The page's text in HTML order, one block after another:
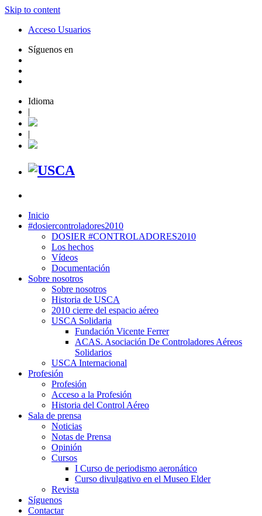
Skip to content
Acceso Usuarios
Síguenos en
Idioma
|
|
Inicio
#dosiercontroladores2010
DOSIER #CONTROLADORES2010
Los hechos
Vídeos
Documentación
Sobre nosotros
Sobre nosotros
Historia de USCA
2010 cierre del espacio aéreo
USCA Solidaria
Fundación Vicente Ferrer
ACAS. Asociación De Controladores Aéreos
Solidarios
USCA Internacional
Profesión
Profesión
Acceso a la Profesión
Historia del Control Aéreo
Sala de prensa
Noticias
Notas de Prensa
Opinión
Cursos
I Curso de periodismo aeronático
Curso divulgativo en el Museo Elder
Revista
Síguenos
Contactar